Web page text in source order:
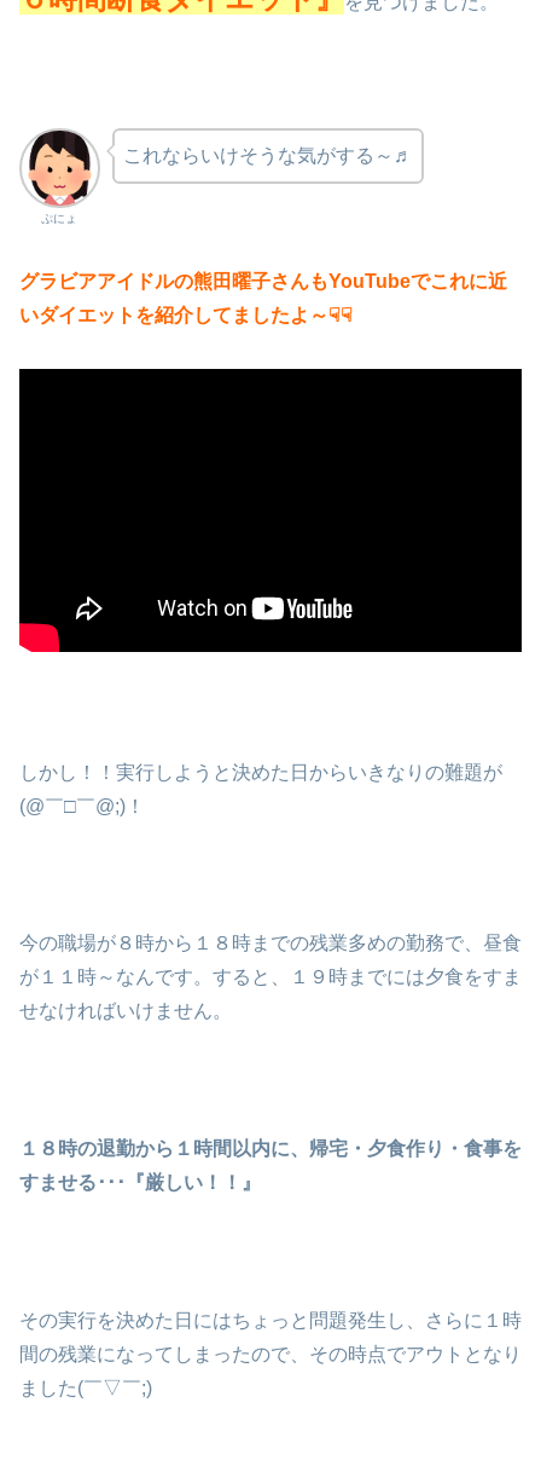
ぷにょ
これならいけそうな気がする～♬
グラビアアイドルの熊田曜子さんもYouTubeでこれに近
いダイエットを紹介してましたよ～☟☟
しかし！！実行しようと決めた日からいきなりの難題が
(@￣□￣@;)！
今の職場が８時から１８時までの残業多めの勤務で、昼食
が１１時～なんです。すると、１９時までには夕食をすま
せなければいけません。
１８時の退勤から１時間以内に、帰宅・夕食作り・食事を
すませる･･･『厳しい！！』
その実行を決めた日にはちょっと問題発生し、さらに１時
間の残業になってしまったので、その時点でアウトとなり
ました(￣▽￣;)